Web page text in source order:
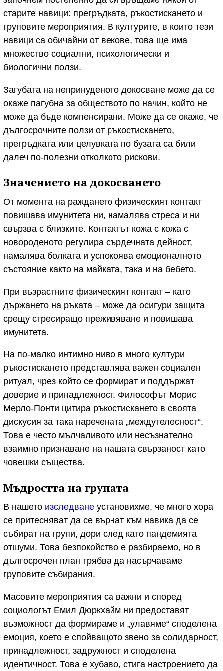
старите навици: прегръдката, ръкостискането и
груповите мероприятия. В културите, в които тези
навици са обичайни от векове, това ще има
множество социални, психологически и
биологични ползи.
Загубата на непринуденото докосване може да се
окаже пагубна за обществото по начин, който не
може да бъде компенсирани. Може да се окаже, че
дългосрочните ползи от ръкостискането,
прегръдката или целувката по бузата са били
далеч по-полезни отколкото рискови.
Значението на докосването
От момента на раждането физическият контакт
повишава имунитета ни, намалява стреса и ни
свързва с близките. Контактът кожа с кожа с
новороденото регулира сърдечната дейност,
намалява болката и успокоява емоционалното
състояние както на майката, така и на бебето.
При възрастните физическият контакт – като
държането на ръката – може да осигури защита
срещу стресиращо преживяване и повишава
имунитета.
На по-малко интимно ниво в много култури
ръкостискането представлява важен социален
ритуал, чрез който се формират и поддържат
доверие и принадлежност. Философът Морис
Мерло-Понти цитира ръкостискането в своята
дискусия за така наречената „междутелесност“.
Това е често мълчаливото или несъзнателно
взаимно признаване на нашата свързаност като
човешки същества.
Мъдростта на групата
В нашето изследване установихме, че много хора
се притесняват да се върнат към навика да се
събират на групи, дори след като пандемията
отшуми. Това безпокойство е разбираемо, но в
дългосрочен план трябва да насърчаваме
груповите събирания.
Масовите мероприятия са важни и според
социологът Емил Дюркхайм ни предоставят
възможност да формираме и „улавяме“ споделена
емоция, което е спойващото звено за солидарност,
принадлежност, задружност и споделена
идентичност. Това е хубаво, стига настроението да